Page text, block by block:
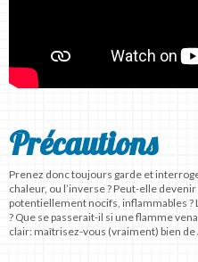
Précautions
Prenez donc toujours garde et
chaleur, ou l’inverse ? Peut-elle
potentiellement nocifs, inflammables ?
? Que se passerait-il si une flamme
clair: maîtrisez-vous (vraiment) bien de